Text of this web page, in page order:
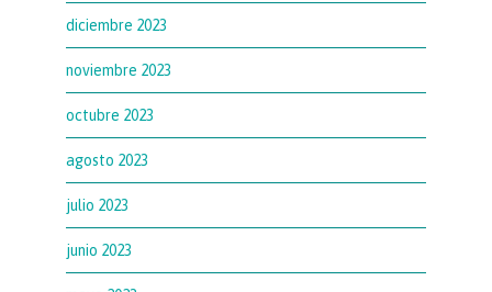
diciembre 2023
noviembre 2023
octubre 2023
agosto 2023
julio 2023
junio 2023